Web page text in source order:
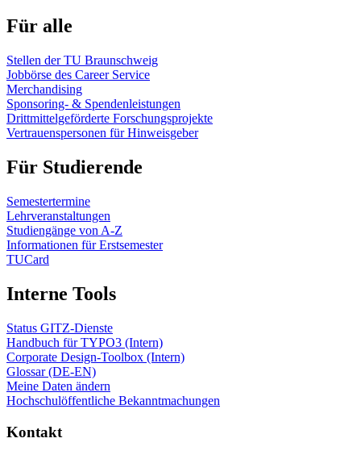
Für alle
Stellen der TU Braunschweig
Jobbörse des Career Service
Merchandising
Sponsoring- & Spendenleistungen
Drittmittelgeförderte Forschungsprojekte
Vertrauenspersonen für Hinweisgeber
Für Studierende
Semestertermine
Lehrveranstaltungen
Studiengänge von A-Z
Informationen für Erstsemester
TUCard
Interne Tools
Status GITZ-Dienste
Handbuch für TYPO3 (Intern)
Corporate Design-Toolbox (Intern)
Glossar (DE-EN)
Meine Daten ändern
Hochschulöffentliche Bekanntmachungen
Kontakt